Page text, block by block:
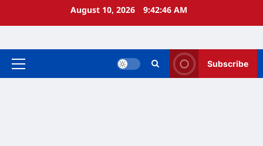
August 10, 2026 9:42:47 AM
Primary
Subscribe